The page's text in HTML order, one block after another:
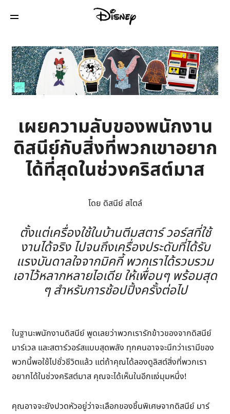
เผยความลับของพนักงาน
ดิสนีย์กับสิ่งที่พวกเขาอยาก
ได้ที่สุดในช่วงคริสต์มาส
โดย ดิสนีย์ สไตล์
ตั้งแต่เครื่องใช้ในบ้านตีมสตาร์ วอร์สที่ใช้
งานได้จริง ไปจนถึงเครื่องประดับที่ได้รับ
แรงบันดาลใจจากมิคกี้ พวกเราได้รวบรวม
เอาไว้หลากหลายไอเดีย ให้เพื่อนๆ พร้อมสุด
ๆ สำหรับการช้อปปิ้งครั้งต่อไป
ในฐานะพนักงานดิสนีย์ พูดเลยว่าพวกเรารักข้าวของจากดิสนีย์
มาร์เวล และสตาร์วอร์สแบบสุดพลัง ทุกคนอาจจะนึกว่าเรามีของ
พวกนี้พอใช้ไปชั่วชีวิตแล้ว แต่ถ้าคุณได้ลองดูลิสต์สิ่งที่พวกเรา
อยากได้ในช่วงคริสต์มาส คุณจะได้เห็นในอีกแง่มุมหนึ่ง!
คุณอาจจะยังปวดหัวอยู่ว่าจะเลือกของชิ้นพิเศษจากดิสนีย์ มาร์